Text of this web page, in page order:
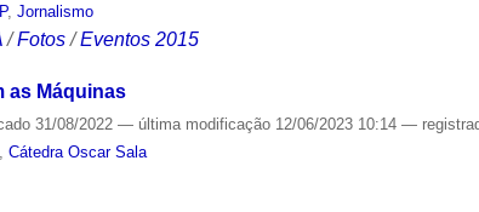
,Jornalismo
/Fotos /Eventos 2015
as Máquinas
31/08/2022— última modificação 12/06/2023 10:14—
,Cátedra Oscar Sala